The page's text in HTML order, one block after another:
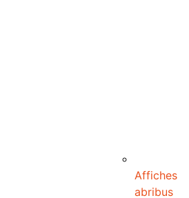
Affiches
abribus